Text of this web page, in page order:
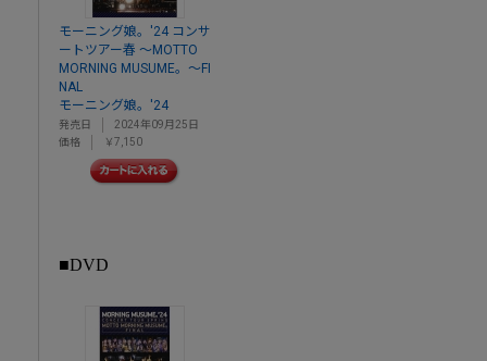
モーニング娘。'24 コンサ
ートツアー春 ～MOTTO
MORNING MUSUME。～FI
NAL
モーニング娘。'24
発売日
2024年09月25日
価格
￥7,150
■DVD